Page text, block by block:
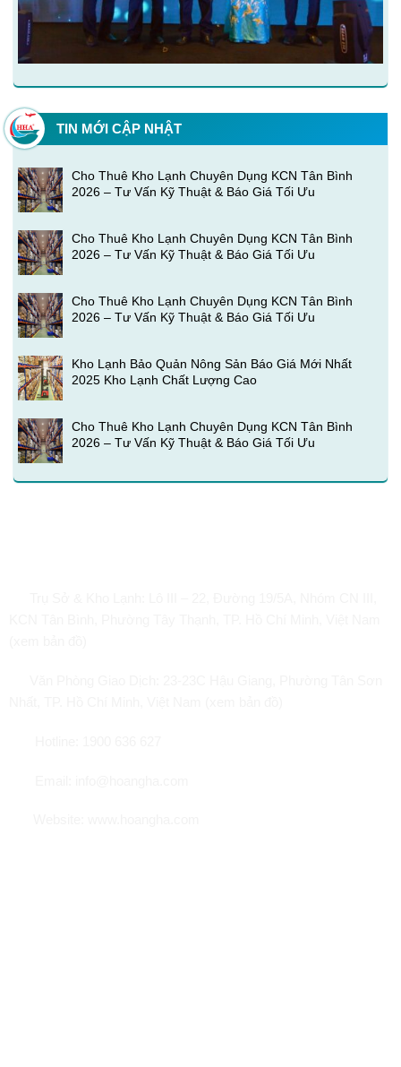
TIN MỚI CẬP NHẬT
Cho Thuê Kho Lạnh Chuyên Dụng KCN Tân Bình
2026 – Tư Vấn Kỹ Thuật & Báo Giá Tối Ưu
Cho Thuê Kho Lạnh Chuyên Dụng KCN Tân Bình
2026 – Tư Vấn Kỹ Thuật & Báo Giá Tối Ưu
Cho Thuê Kho Lạnh Chuyên Dụng KCN Tân Bình
2026 – Tư Vấn Kỹ Thuật & Báo Giá Tối Ưu
Kho Lạnh Bảo Quản Nông Sản Báo Giá Mới Nhất
2025 Kho Lạnh Chất Lượng Cao
Cho Thuê Kho Lạnh Chuyên Dụng KCN Tân Bình
2026 – Tư Vấn Kỹ Thuật & Báo Giá Tối Ưu